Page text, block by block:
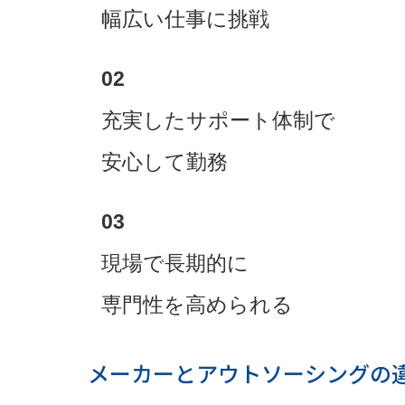
幅広い仕事に挑戦
02
充実したサポート体制で
安心して勤務
03
現場で長期的に
専門性を高められる
メーカーとアウトソーシングの